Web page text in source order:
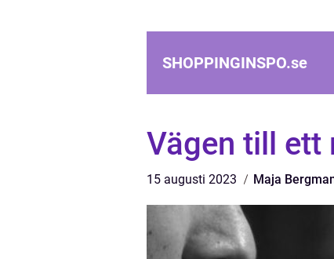
SHOPPINGINSPO.se
Vägen till ett
15 augusti 2023 Maja